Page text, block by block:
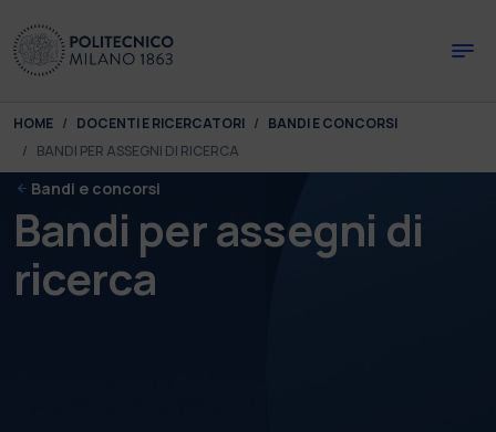
You are here:
HOME DOCENTI E RICERCATORI
BANDI E CONCORSI
BANDI PER ASSEGNI DI RICERCA
Bandi e concorsi
Bandi per assegni di
ricerca